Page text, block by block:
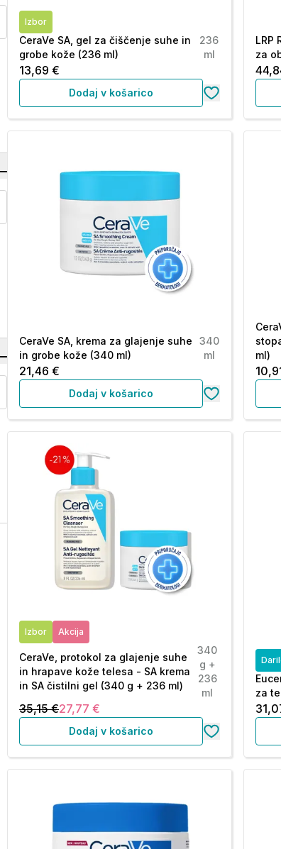
Izbor
CeraVe SA, gel za čiščenje suhe in
grobe kože (236 ml)
236
ml
13,69 €
Dodaj v košarico
LRP
za
CeraVe SA, krema za glajenje suhe
in grobe kože (340 ml)
340
ml
21,46 €
Dodaj v košarico
ml)
Izbor Akcija
CeraVe, protokol za glajenje suhe
in hrapave kože telesa - SA krema
in SA čistilni gel (340 g + 236 ml)
340
g +
236
ml
35,15 €27,77 €
Dodaj v košarico
za